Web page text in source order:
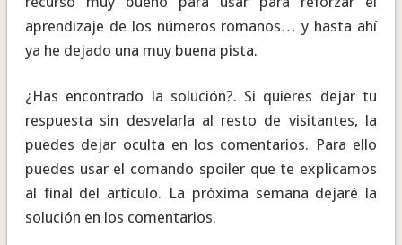
aprendizaje de los números romanos… y hasta ahí
ya he dejado una muy buena pista.
¿Has encontrado la solución?. Si quieres dejar tu
respuesta sin desvelarla al resto de visitantes, la
puedes dejar oculta en los comentarios. Para ello
puedes usar el comando spoiler que te explicamos
al final del artículo. La próxima semana dejaré la
solución en los comentarios.